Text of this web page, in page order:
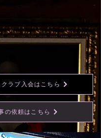
の依頼はこちら
ラブ入会はこちら